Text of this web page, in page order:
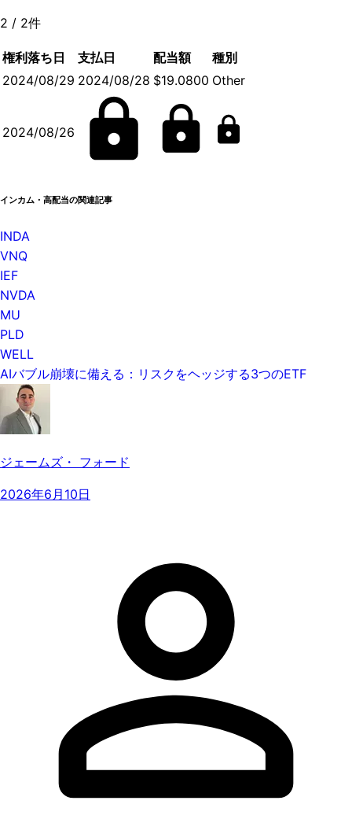
2 / 2件
権利落ち日 支払日 配当額
種別
2024/08/29 2024/08/28 $19.0800 Other
2024/08/26
インカム・高配当の関連記事
INDA
VNQ
IEF
NVDA
MU
PLD
WELL
AIバブル崩壊に備える：リスクをヘッジする3つのETF
ジェームズ・ フォード
2026年6月10日